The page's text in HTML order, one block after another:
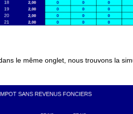
le même onglet, nous trouvons la